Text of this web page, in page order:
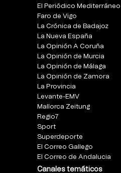
El Periódico Mediterráneo
Faro de Vigo
La Crónica de Badajoz
La Nueva España
La Opinión A Coruña
La Opinión de Murcia
La Opinión de Málaga
La Opinión de Zamora
La Provincia
Levante-EMV
Mallorca Zeitung
Regio7
Sport
Superdeporte
El Correo Gallego
El Correo de Andalucia
Canales temáticos